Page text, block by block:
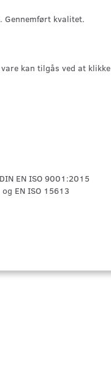
Gennemført kvalitet.
kan tilgås ved at klikke
EN ISO 9001:2015
EN ISO 15613